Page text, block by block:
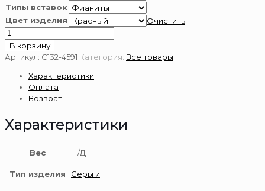
Типы вставок
Цвет изделия
Очистить
Количество
товара
Серьги
золота
пробы
В корзину
Артикул: С132-4591 Категория: Все товары
Характеристики
Оплата
Возврат
Характеристики
Вес Н/Д
Тип изделия Серьги